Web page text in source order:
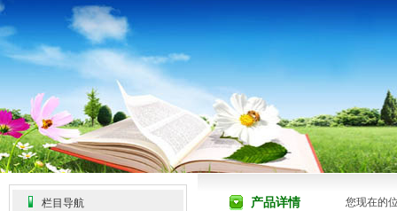
产品详情
栏目导航 您现在的